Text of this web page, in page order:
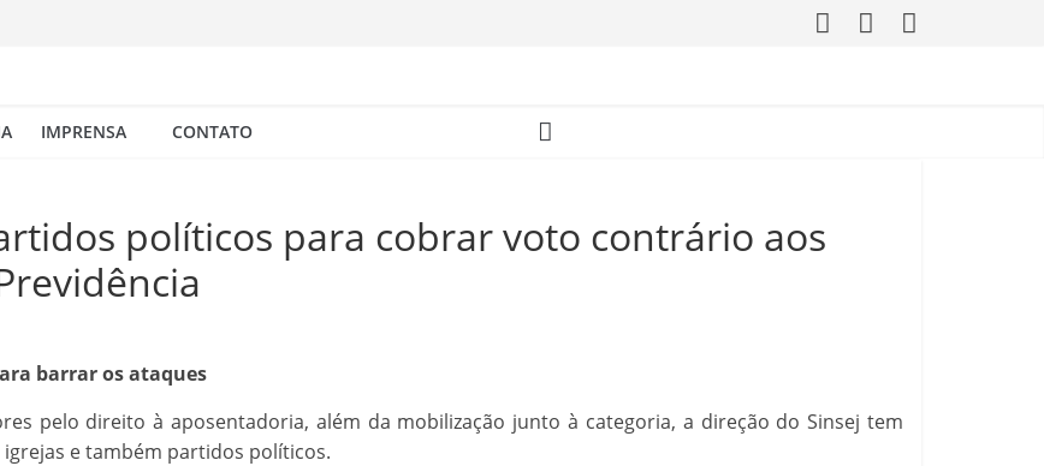
IMPRENSA CONTATO
políticos para cobrar voto contrário aos
barrar os ataques
pelo direito à aposentadoria, além da mobilização junto à categoria, a direção do Sinsej tem
e também partidos políticos.